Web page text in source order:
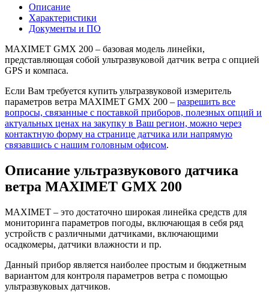
Описание
Характеристики
Документы и ПО
MAXIMET GMX 200 – базовая модель линейки,
представляющая собой ультразвуковой датчик ветра с опцией
GPS и компаса.
Если Вам требуется купить ультразвуковой измеритель
параметров ветра MAXIMET GMX 200 – разрешить все
вопросы, связанные с поставкой приборов, полезных опций и
актуальных ценах на закупку в Ваш регион, можно через
контактную форму на странице датчика или напрямую
связавшись с нашим головным офисом.
Описание ультразвукового датчика
ветра MAXIMET GMX 200
MAXIMET – это достаточно широкая линейка средств для
мониторинга параметров погоды, включающая в себя ряд
устройств с различными датчиками, включающими
осадкомеры, датчики влажности и пр.
Данный прибор является наиболее простым и бюджетным
вариантом для контроля параметров ветра с помощью
ультразвуковых датчиков.